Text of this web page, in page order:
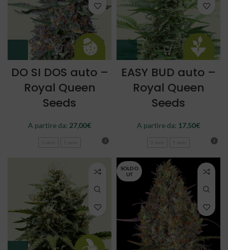
DO SI DOS auto –
Royal Queen
Seeds
A partire da: 27,00€
EASY BUD auto –
Royal Queen
Seeds
A partire da: 17,50€
SOLD O
UT